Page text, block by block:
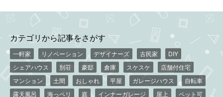
カテゴリから記事をさがす
一軒家 リノベーション デザイナーズ 古民家
DIY
シェアハウス
別荘 豪邸 倉庫 スケスケ
店舗付住宅
マンション
土間 おしゃれ 平屋 ガレージハウス
自転車
露天風呂
海っペリ 庭 インナーガレージ 屋上
ペット可